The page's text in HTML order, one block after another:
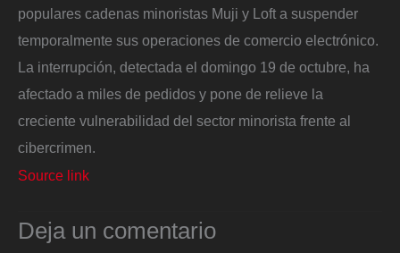
populares cadenas minoristas Muji y Loft a suspender
temporalmente sus operaciones de comercio electrónico.
La interrupción, detectada el domingo 19 de octubre, ha
afectado a miles de pedidos y pone de relieve la
creciente vulnerabilidad del sector minorista frente al
cibercrimen.
Source link
Deja un comentario